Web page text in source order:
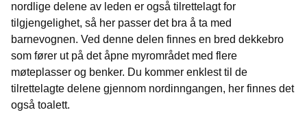
nordlige delene av leden er også tilrettelagt for
tilgjengelighet, så her passer det bra å ta med
barnevognen. Ved denne delen finnes en bred dekkebro
som fører ut på det åpne myrområdet med flere
møteplasser og benker. Du kommer enklest til de
tilrettelagte delene gjennom nordinngangen, her finnes det
også toalett.